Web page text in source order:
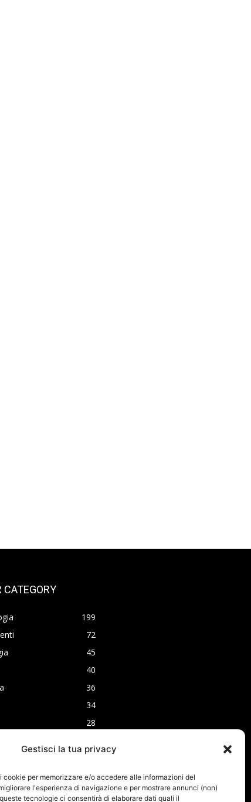
Gestisci la tua privacy
per memorizzare e/o accedere alle informazioni del
l'esperienza di navigazione e per mostrare annunci (non)
tecnologie ci consentirà di elaborare dati quali il
CATEGORY
199
72
45
40
36
34
28